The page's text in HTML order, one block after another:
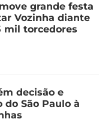
grande festa
Vozinha diante
mil torcedores
decisão e
São Paulo à